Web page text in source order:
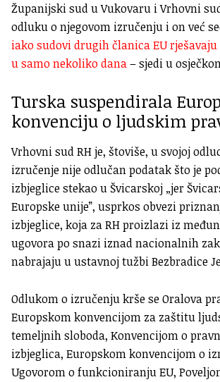
Županijski sud u Vukovaru i Vrhovni
odluku o njegovom izručenju i on već
iako sudovi drugih članica EU
u samo nekoliko dana– sjedi u
Turska suspendirala
konvenciju o ljudskim
Vrhovni sud RH je, štoviše, u svojoj
izručenje nije odlučan podatak što je
izbjeglice stekao u Švicarskoj „jer
Europske unije”, usprkos obvezi
izbjeglice, koja za RH proizlazi iz
ugovora po snazi iznad nacionalnih
nabrajaju u ustavnoj tužbi Bezbradice
Odlukom o izručenju krše se Oralova
Europskom konvencijom za zaštitu
temeljnih sloboda, Konvencijom o
izbjeglica, Europskom konvencijom o
Ugovorom o funkcioniranju EU,